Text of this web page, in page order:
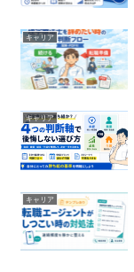
キャリア
キャリア
キャリア